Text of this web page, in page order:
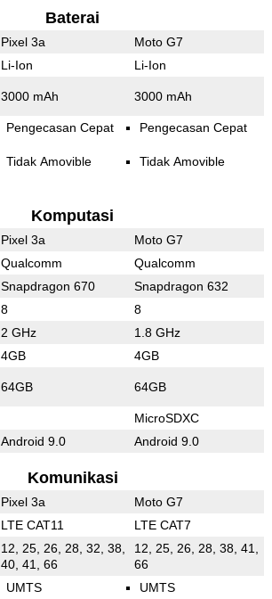
Baterai
Pixel 3a Moto G7
Li-Ion Li-Ion
3000 mAh 3000 mAh
Pengecasan Cepat
Tidak Amovible
Pengecasan Cepat
Tidak Amovible
Komputasi
Pixel 3a Moto G7
Qualcomm Qualcomm
Snapdragon 670 Snapdragon 632
8 8
2 GHz 1.8 GHz
4GB 4GB
64GB 64GB
MicroSDXC
Android 9.0 Android 9.0
Komunikasi
Pixel 3a Moto G7
LTE CAT11 LTE CAT7
12, 25, 26, 28, 32, 38,
40, 41, 66
12, 25, 26, 28, 38, 41,
66
UMTS UMTS